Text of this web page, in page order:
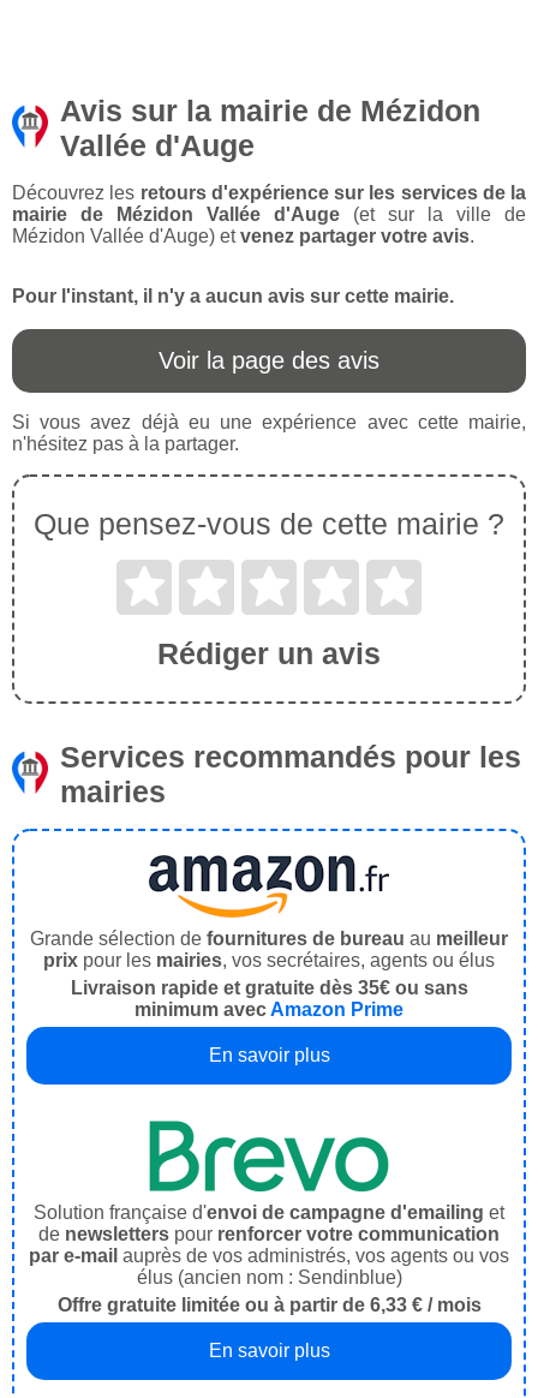
Avis sur la mairie de Mézidon
Vallée d'Auge
Découvrez les retours d'expérience sur les services de la
mairie de Mézidon Vallée d'Auge (et sur la ville de
Mézidon Vallée d'Auge) etvenez partager votre avis.
Pour l'instant, il n'y a aucun avis sur cette mairie.
Voir la page des avis
Si vous avez déjà eu une expérience avec cette mairie,
n'hésitez pas à la partager.
Que pensez-vous de cette mairie ?
Rédiger un avis
Services recommandés pour les
mairies
Grande sélection de fournitures de bureau au meilleur
prix pour les mairies, vos secrétaires, agents ou élus
Livraison rapide et gratuite dès 35€ ou sans
minimum avecAmazon Prime
En savoir plus
Solution française d'envoi de campagne d'emailing et
de newsletters pour renforcer votre communication
par e-mail auprès de vos administrés, vos agents ou vos
élus (ancien nom : Sendinblue)
Offre gratuite limitée ou à partir de 6,33 € / mois
En savoir plus